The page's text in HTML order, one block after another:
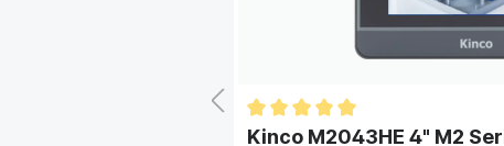
Kinco M2043HE 4" M2